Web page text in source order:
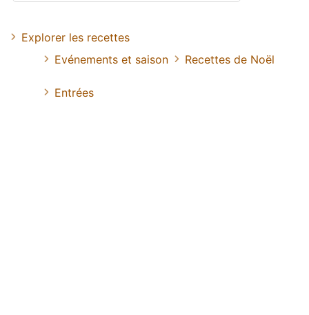
Explorer les recettes
Evénements et saison
Recettes de Noël
Entrées